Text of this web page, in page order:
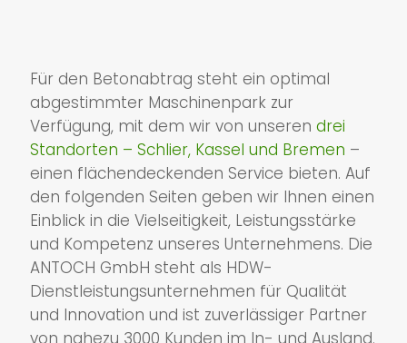
Für den Betonabtrag steht ein optimal
abgestimmter Maschinenpark zur
Verfügung, mit dem wir von unseren drei
Standorten – Schlier, Kassel und Bremen –
einen flächendeckenden Service bieten. Auf
den folgenden Seiten geben wir Ihnen einen
Einblick in die Vielseitigkeit, Leistungsstärke
und Kompetenz unseres Unternehmens. Die
ANTOCH GmbH steht als HDW-
Dienstleistungsunternehmen für Qualität
und Innovation und ist zuverlässiger Partner
von nahezu 3000 Kunden im In- und Ausland.